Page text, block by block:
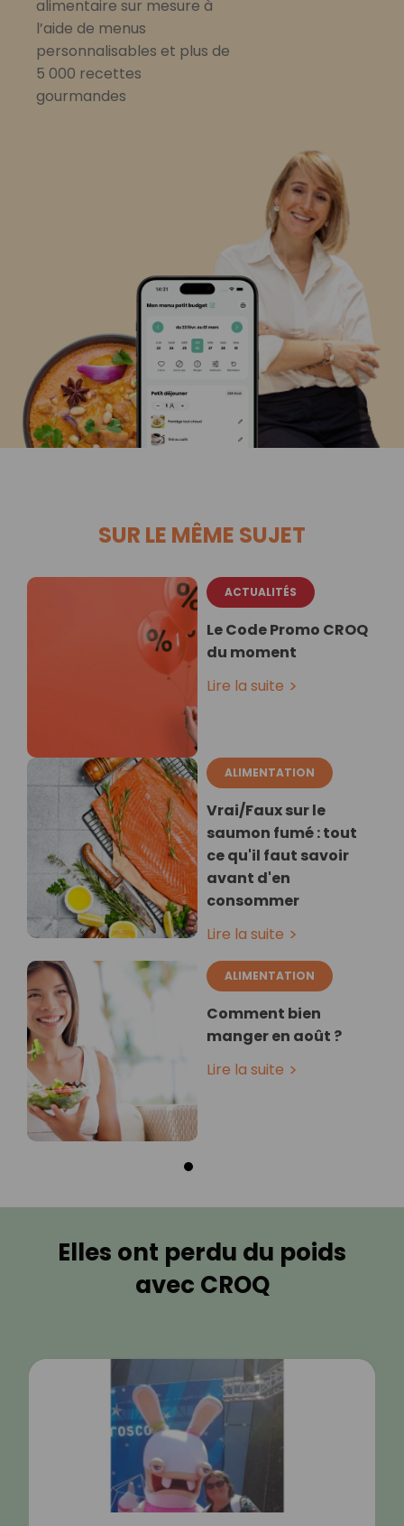
alimentaire sur mesure à
l’aide de menus
personnalisables et plus de
5 000 recettes
gourmandes
SUR LE MÊME SUJET
ACTUALITÉS
Le Code Promo CROQ
du moment
Lire la suite
ALIMENTATION
Vrai/Faux sur le
saumon fumé : tout
ce qu'il faut savoir
avant d'en
consommer
Lire la suite
ALIMENTATION
Comment bien
manger en août ?
Lire la suite
Elles ont perdu du poids
avec CROQ